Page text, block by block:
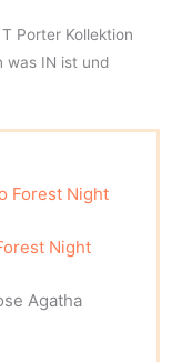
Porter Kollektion
was IN ist und
Night
Agatha